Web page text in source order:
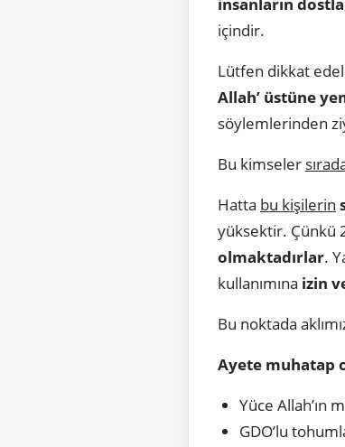
içindir.
Lütfen dikkat
Allah’ üstüne
söylemlerinden
Bu kimseler
Hatta bu kişilerin
yüksektir. Çünkü
olmaktadırlar.
kullanımına izin
Bu noktada
Ayete muhatap
Yüce Allah’ın
GDO’lu